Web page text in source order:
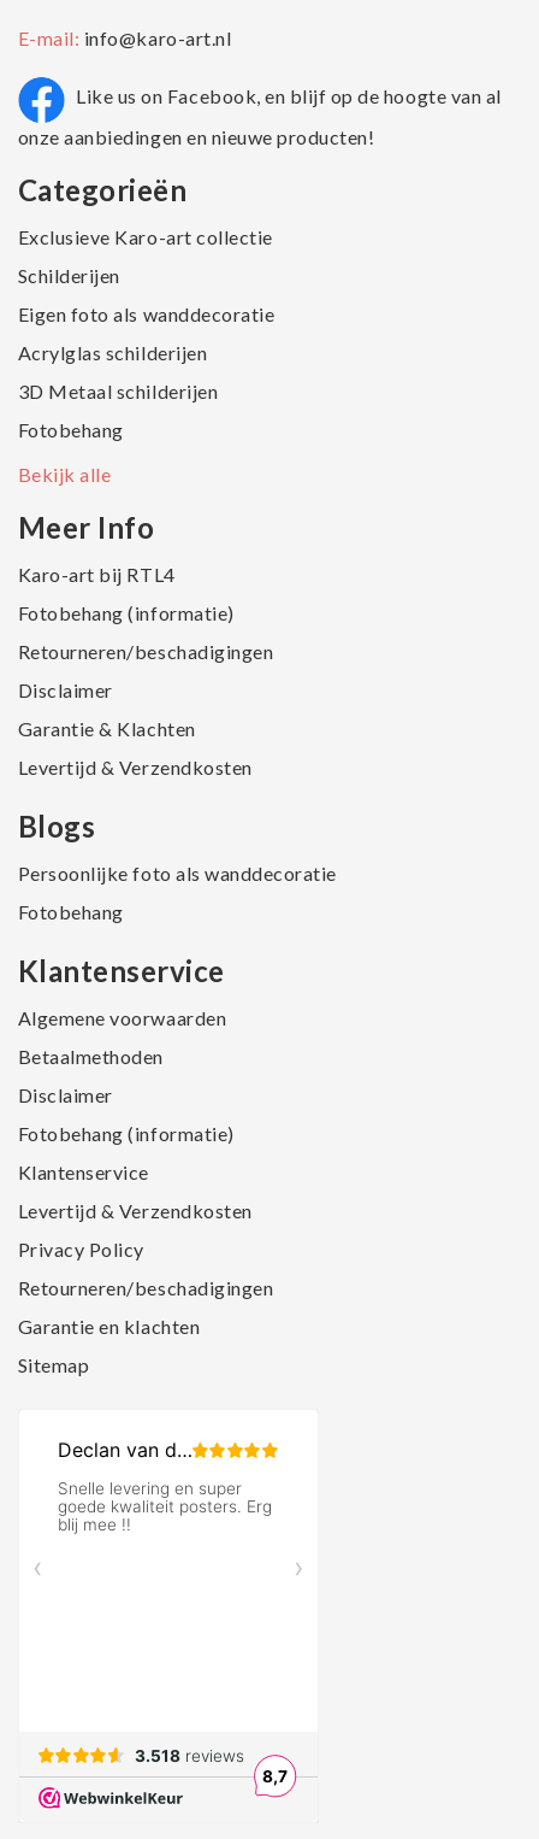
E-mail: info@karo-art.nl
Like us on Facebook, en blijf op de hoogte van al
onze aanbiedingen en nieuwe producten!
Categorieën
Exclusieve Karo-art collectie
Schilderijen
Eigen foto als wanddecoratie
Acrylglas schilderijen
3D Metaal schilderijen
Fotobehang
Bekijk alle
Meer Info
Karo-art bij RTL4
Fotobehang (informatie)
Retourneren/beschadigingen
Disclaimer
Garantie & Klachten
Levertijd & Verzendkosten
Blogs
Persoonlijke foto als wanddecoratie
Fotobehang
Klantenservice
Algemene voorwaarden
Betaalmethoden
Disclaimer
Fotobehang (informatie)
Klantenservice
Levertijd & Verzendkosten
Privacy Policy
Retourneren/beschadigingen
Garantie en klachten
Sitemap